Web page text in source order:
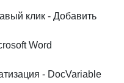
клик - Добавить
Word
- DocVariable